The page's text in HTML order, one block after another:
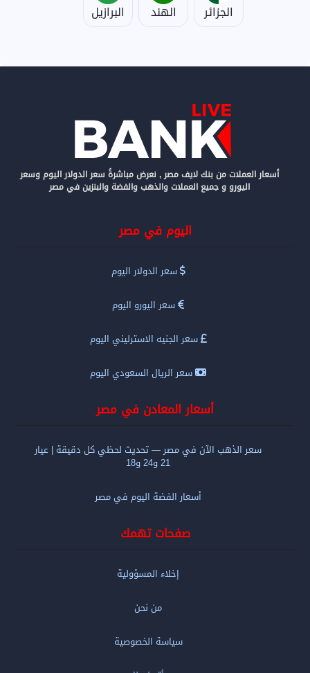
الجزائر الهند البرازيل
أسعار العملات من بنك لايف مصر , نعرض مباشرةً سعر الدولار اليوم وسعر
اليورو و جميع العملات والذهب والفضة والبنزين في مصر
اليوم في مصر
سعر الدولار اليوم
سعر اليورو اليوم
سعر الجنيه الاسترليني اليوم
سعر الريال السعودي اليوم
أسعار المعادن في مصر
سعر الذهب الآن في مصر — تحديث لحظي كل دقيقة | عيار
21 و24 و18
أسعار الفضة اليوم في مصر
صفحات تهمك
إخلاء المسؤولية
من نحن
سياسة الخصوصية